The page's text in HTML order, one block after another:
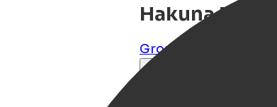
Hakuna Matata
Groningen